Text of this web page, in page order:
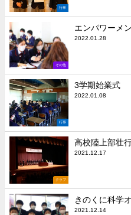
行事
その他
エンパワーメ
2022.01.28
行事
3学期始業式
2022.01.08
クラブ
高校陸上部壮
2021.12.17
きのくに科学
2021.12.14